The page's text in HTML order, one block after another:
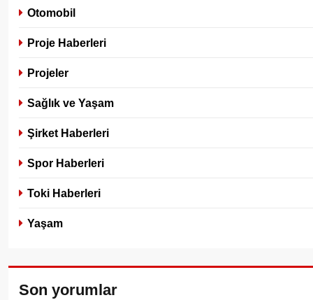
Otomobil
Proje Haberleri
Projeler
Sağlık ve Yaşam
Şirket Haberleri
Spor Haberleri
Toki Haberleri
Yaşam
Son yorumlar